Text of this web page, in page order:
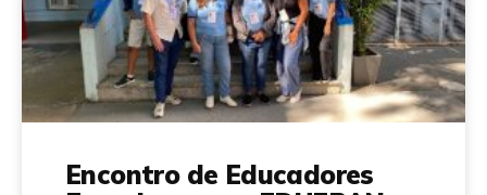
Encontro de Educadores